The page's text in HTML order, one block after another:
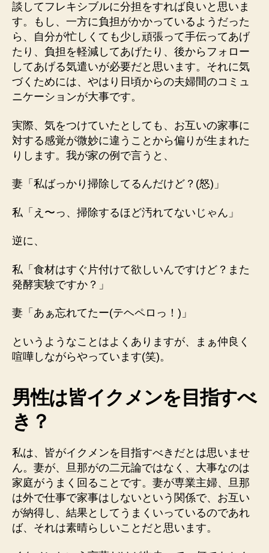
談してフレキシブルに分担をすれば良いと思いま
す。もし、一方に負担がかかっているようだった
ら、自分が忙しくても少し頑張って手伝ってあげ
たり、負担を軽減してあげたり、後からフォロー
してあげる気遣いが必要だと思います。それに気
づくためには、やはり日頃からの夫婦間のコミュ
ニケーションが大事です。
実際、気をつけていたとしても、お互いの家事に
対する感覚が微妙に違うことから偏りが生まれた
りします。我が家の例で言うと、
妻「私ばっかり掃除してるんだけど？(怒)」
私「え〜っ、掃除するほど汚れてないじゃん」
逆に、
私「食材はすぐ片付けて欲しいんですけど？また
発酵実験ですか？」
妻「あぁ忘れてたー(テヘペロっ！)」
というようなことはよくありますが、まぁ仲良く
喧嘩しながらやっています(笑)。
男性は皆イクメンを目指すべ
き？
私は、皆がイクメンを目指すべきだとは思いませ
ん。妻が、旦那がの二元論ではなく、大事なのは
家庭がうまく回ることです。妻が専業主婦、旦那
は外で仕事で家事はしないという関係で、お互い
が納得し、結果としてうまくいっているのであれ
ば、それは素晴らしいことだと思います。